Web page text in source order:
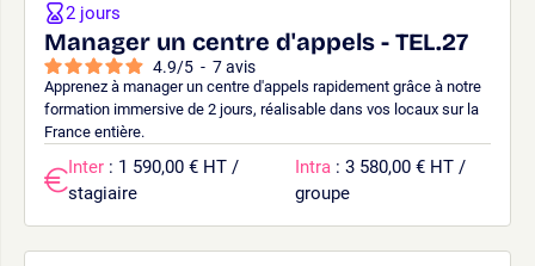
Manager un centre d'appels - TEL.27
4.9/5 - 7avis
Apprenez à manager un centre d'appels rapidement grâce à notre
formation immersive de 2 jours, réalisable dans vos locaux sur la
France entière.
2 jours
Inter : 1 590,00 € HT /
stagiaire
Intra : 3 580,00 € HT /
groupe